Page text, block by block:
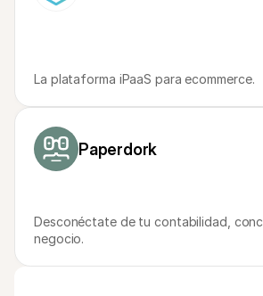
La plataforma iPaaS para ecommerce.
Paperdork
Desconéctate de tu contabilidad,
negocio.